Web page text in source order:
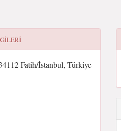
Fatih/İstanbul, Türkiye